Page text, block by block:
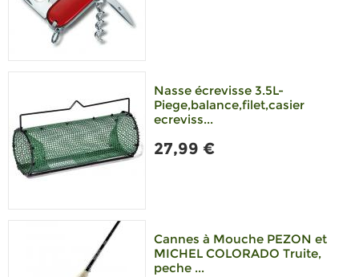
Nasse écrevisse 3.5L-
Piege,balance,filet,casier
ecreviss...
27,99 €
Cannes à Mouche PEZON et
MICHEL COLORADO Truite,
peche ...